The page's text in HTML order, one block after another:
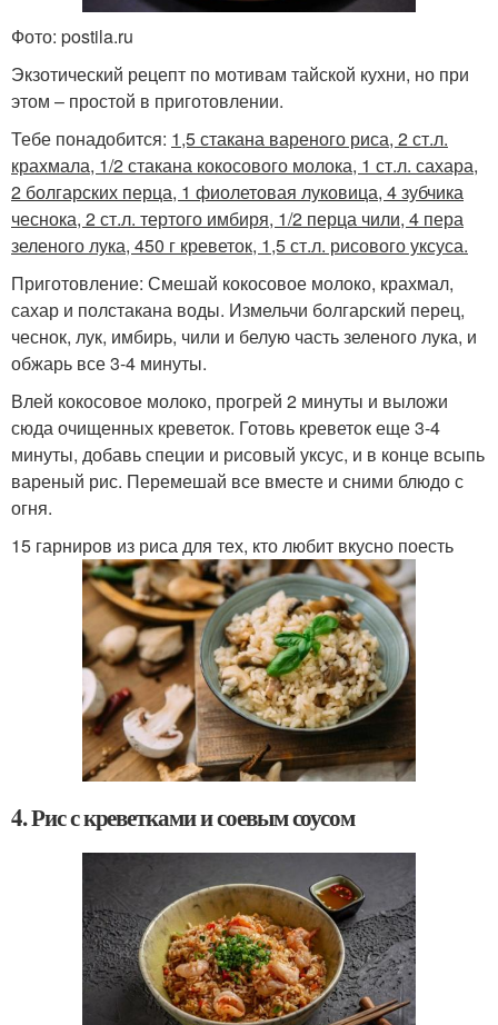
Фото: postila.ru
Экзотический рецепт по мотивам тайской кухни, но при
этом – простой в приготовлении.
Тебе понадобится: 1,5 стакана вареного риса, 2 ст.л.
крахмала, 1/2 стакана кокосового молока, 1 ст.л. сахара,
2 болгарских перца, 1 фиолетовая луковица, 4 зубчика
чеснока, 2 ст.л. тертого имбиря, 1/2 перца чили, 4 пера
зеленого лука, 450 г креветок, 1,5 ст.л. рисового уксуса.
Приготовление: Смешай кокосовое молоко, крахмал,
сахар и полстакана воды. Измельчи болгарский перец,
чеснок, лук, имбирь, чили и белую часть зеленого лука, и
обжарь все 3-4 минуты.
Влей кокосовое молоко, прогрей 2 минуты и выложи
сюда очищенных креветок. Готовь креветок еще 3-4
минуты, добавь специи и рисовый уксус, и в конце всыпь
вареный рис. Перемешай все вместе и сними блюдо с
огня.
15 гарниров из риса для тех, кто любит вкусно поесть
4. Рис с креветками и соевым соусом